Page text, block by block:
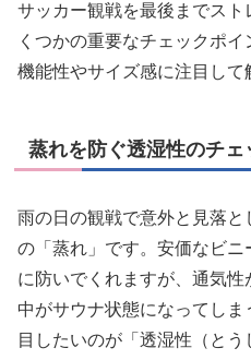
サッカー観戦を最後までス
くつかの重要なチェックポイ
機能性やサイズ感に注目して
蒸れを防ぐ透湿性のチェ
雨の日の観戦で意外と見落
の「蒸れ」です。安価なビ
に防いでくれますが、通気
中がサウナ状態になってし
目したいのが「透湿性（と